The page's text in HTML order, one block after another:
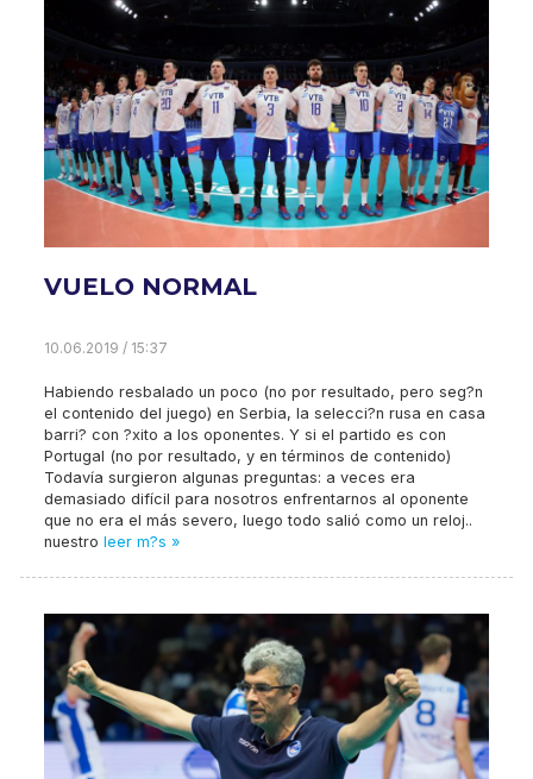
VUELO NORMAL
10.06.2019 / 15:37
Habiendo resbalado un poco (no por resultado, pero seg?n
el contenido del juego) en Serbia, la selecci?n rusa en casa
barri? con ?xito a los oponentes. Y si el partido es con
Portugal (no por resultado, y en términos de contenido)
Todavía surgieron algunas preguntas: a veces era
demasiado difícil para nosotros enfrentarnos al oponente
que no era el más severo, luego todo salió como un reloj..
nuestro leer m?s »